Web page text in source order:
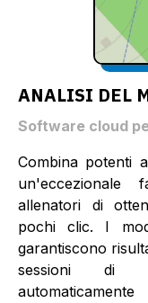
ANALISI DEL
Software cloud
Combina potenti
allenatori di
pochi clic. I
garantiscono
sessioni di